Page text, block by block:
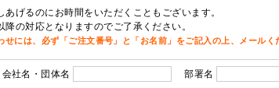
あげるのにお時間をいただくこともございます。
降の対応となりますのでご了承ください。
には、必ず「ご注文番号」と「お名前」をご記入の上、メール
会社名・団体名 部署名